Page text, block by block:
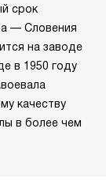
срок
— Словения
на заводе
в 1950 году
качеству
в более чем